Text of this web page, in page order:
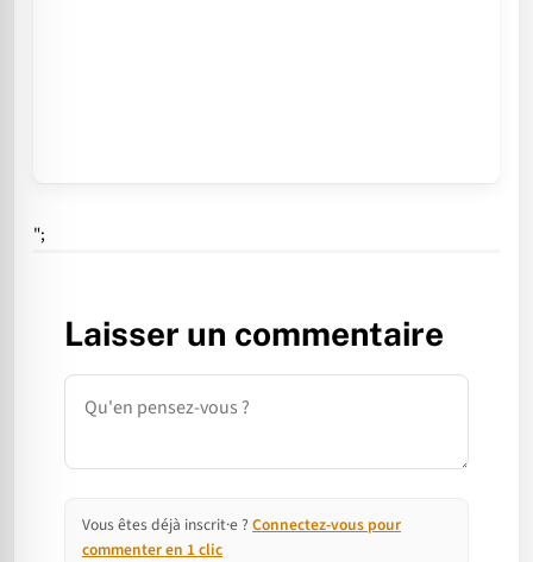
";
Laisser un commentaire
Commentaire
Vous êtes déjà inscrit·e ? Connectez-vous pour
commenter en 1 clic